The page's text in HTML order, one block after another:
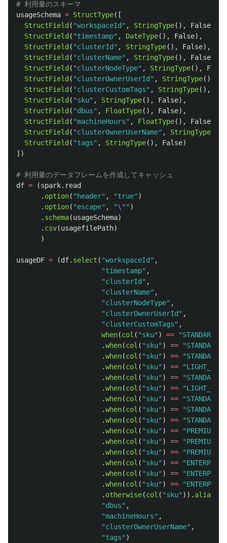
usageSchema = StructType([
StructField ( "workspaceId " , StringType(), False
StructField ( "timestamp" , DateType(), False),
StructField ( "clusterId " , StringType(), False),
StructField ( "clusterName" , StringType(), False
StructField ( "clusterNodeType" , StringType(),
False
StructField ( "clusterOwnerUserId " , StringType(),
StructField ( "clusterCustomTags" , StringType(),
StructField ( "sku" , StringType(), False),
StructField ( "dbus" , FloatType(), False),
StructField ( "machineHours" , FloatType(), False
StructField ( "clusterOwnerUserName" , StringType
StructField ( "tags" , StringType(), False)
])
df = (spark. read
. option( " header" , "true" )
. option( "escape" , "\"" )
. schema(usageSchema)
. csv(usagefilePath)
)
usageDF = (df. select ( "workspaceId " ,
"timestamp" ,
"clusterId " ,
"clusterName" ,
"clusterNodeType" ,
"clusterOwnerUserId " ,
"clusterCustomTags" ,
when(col ( "sku" ) == "
.when(col ( "sku" ) == "
.when(col ( "sku" ) == "
.when(col ( "sku" ) == "
.when(col ( "sku" ) == "
.when(col ( "sku" ) == "
.when(col ( "sku" ) == "
.when(col ( "sku" ) == "
.when(col ( "sku" ) == "
.when(col ( "sku" ) == "
.when(col ( "sku" ) == "
.when(col ( "sku" ) == "
.when(col ( "sku" ) == "
.when(col ( "sku" ) == "
.when(col ( "sku" ) == "
. otherwise(col ( "sku" )). alias
"dbus" ,
"machineHours" ,
"clusterOwnerUserName" ,
"tags" )